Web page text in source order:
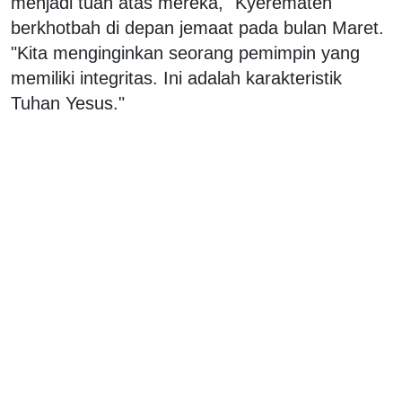
berkhotbah di depan jemaat pada bulan Maret.
"Kita menginginkan seorang pemimpin yang
memiliki integritas. Ini adalah karakteristik
Tuhan Yesus."